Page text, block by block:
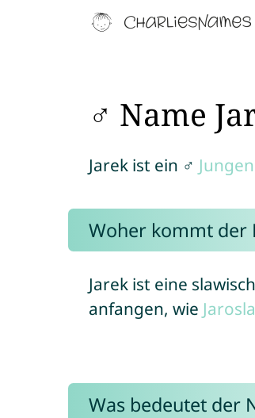
♂ Name
Jarek ist ein ♂
Woher kommt der
Jarek ist eine
anfangen, wie
Was bedeutet der